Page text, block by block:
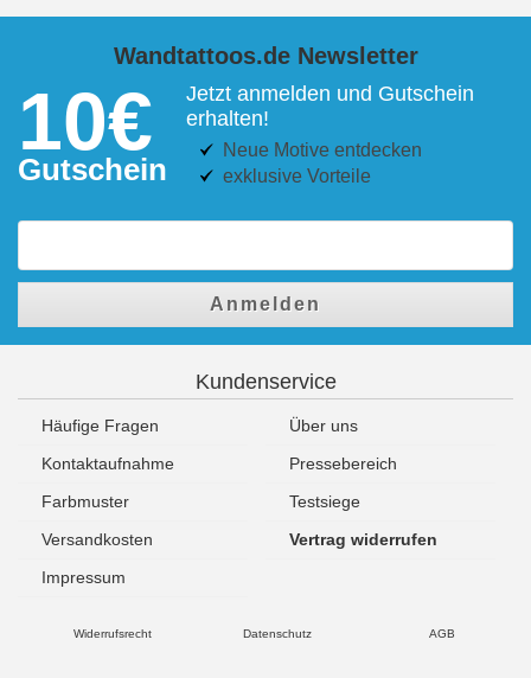
Wandtattoos.de Newsletter
10€
Gutschein
Jetzt anmelden und Gutschein
erhalten!
Neue Motive entdecken
exklusive Vorteile
Anmelden
Kundenservice
Häufige Fragen
Über uns
Kontaktaufnahme
Pressebereich
Farbmuster
Testsiege
Versandkosten
Vertrag widerrufen
Impressum
Widerrufsrecht Datenschutz AGB